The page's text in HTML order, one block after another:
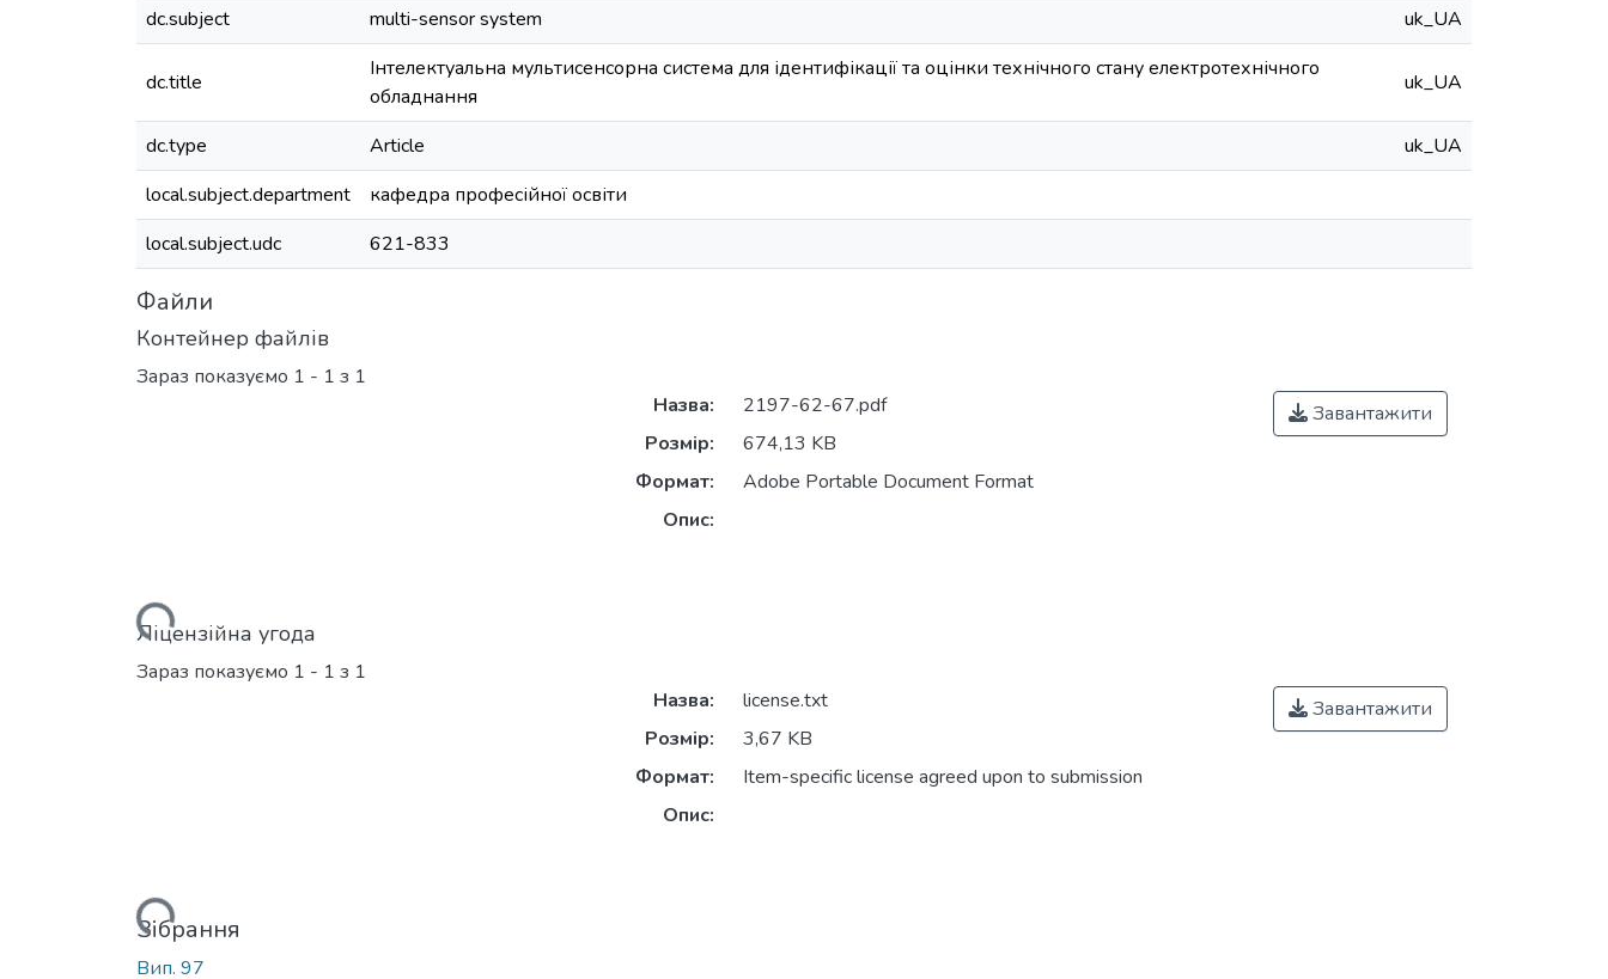
dc.subject
multi-sensor system uk_UA
dc.title
Інтелектуальна мультисенсорна система для ідентифікації та оцінки технічного стану електротехнічного
обладнання
uk_UA
dc.type Article
uk_UA
local.subject.department
кафедра професійної освіти
local.subject.udc
621-833
Файли
Контейнер файлів
Зараз показуємо 1 - 1 з 1
Вантажиться...
Назва:
2197-62-67.pdf
Розмір:
674,13 KB
Формат:
Adobe Portable Document Format
Опис:
Завантажити
Ліцензійна угода
Зараз показуємо 1 - 1 з 1
Вантажиться...
Назва:
license.txt
Розмір:
3,67 KB
Формат:
Item-specific license agreed upon to submission
Опис:
Завантажити
Зібрання
Вип. 97